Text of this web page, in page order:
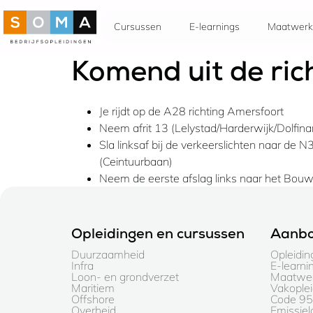
Cursussen E-learnings Maatwerk
Komend uit de
Je rijdt op de A28 richting Amersfoort
Neem afrit 13 (Lelystad/Harderwijk/
Sla linksaf bij de verkeerslichten naar de
(Ceintuurbaan)
Neem de eerste afslag links naar het
Opleidingen en cursussen
Duurzaamheid
Infra
Loon- en grondverzet
Maritiem
Offshore
E-
Code